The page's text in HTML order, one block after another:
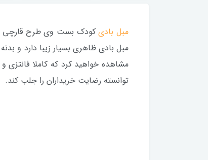
مبل بادیکودک بست وی طرح قارچی
مبل بادی ظاهری بسیار زیبا دارد و
مشاهده خواهید کرد که کاملا
توانسته رضایت خریداران را جلب کند.